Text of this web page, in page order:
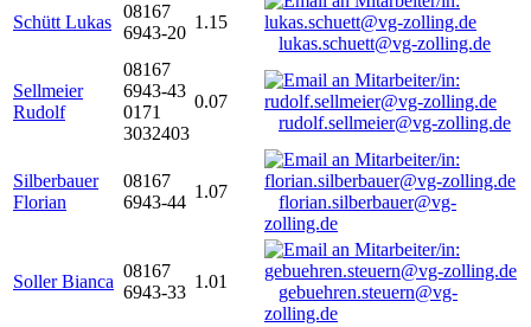
Schütt Lukas
08167
6943-20
1.15
lukas.schuett@vg-zolling.de
Sellmeier
Rudolf
08167
6943-43
0171
3032403
0.07
rudolf.sellmeier@vg-zolling.de
Silberbauer
Florian
08167
6943-44
1.07
florian.silberbauer@vg-
zolling.de
Soller Bianca
08167
6943-33
1.01
gebuehren.steuern@vg-
zolling.de